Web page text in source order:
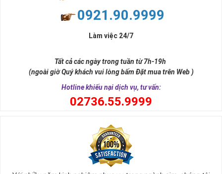
0921.90.9999
Làm việc 24/7
Tất cả các ngày trong tuần từ 7h-19h
(ngoài giờ Quý khách vui lòng bấm Đặt mua trên Web )
Hotline khiếu nại dịch vụ, tư vấn:
02736.55.9999